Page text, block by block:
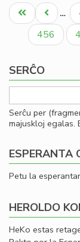
Pagination
Unua
paĝo
Antaŭa
paĝo
…
Paĝo
456
SERĈO
Serĉu per
majuskloj egalas.
ESPERANTA
Petu la
HEROLDO
HeKo estas